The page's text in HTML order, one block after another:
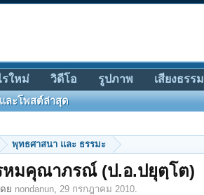
พุทธศาสนา และ ธรรมะ
มคุณาภรณ์ (ป.อ.ปยุตฺโต)
ย nondanun, 29 กรกฎาคม 2010.
ละโพสต์ล่าสุด
รใหม่ วิดีโอ รูปภาพ เสียงธรรม